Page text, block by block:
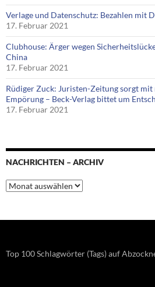
Verlage und Datenschutz: Bezahlen mit
17. Februar 2021
Clubhouse: Ärger wegen
China
17. Februar 2021
Rüdiger Zuck: Juristen-Zeitung sorgt
Empörung – Beck-Verlag bittet um
17. Februar 2021
NACHRICHTEN – ARCHIV
Nachrichten
–
Top 100 Schlagwörter (Tags) auf